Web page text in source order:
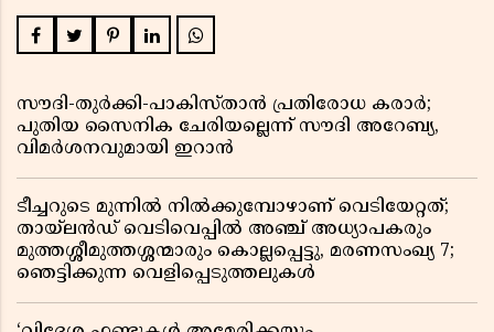
സൗദി-തുർക്കി-പാകിസ്താൻ പ്രതിരോധ കരാർ;
പുതിയ സൈനിക ചേരിയല്ലെന്ന് സൗദി അറേബ്യ,
വിമർശനവുമായി ഇറാൻ
ടീച്ചറുടെ മുന്നിൽ നിൽക്കുമ്പോഴാണ് വെടിയേറ്റത്;
തായ്‌ലൻഡ് വെടിവെപ്പിൽ അഞ്ച് അധ്യാപകരും
മുത്തശ്ശീമുത്തശ്ശന്മാരും കൊല്ലപ്പെട്ടു, മരണസംഖ്യ 7;
ഞെട്ടിക്കുന്ന വെളിപ്പെടുത്തലുകൾ